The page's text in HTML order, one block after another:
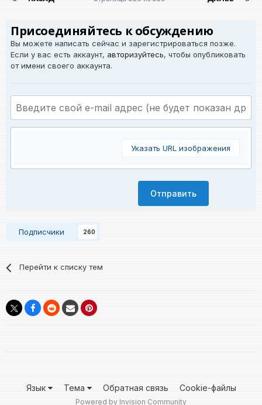
Присоединяйтесь к обсуждению
Вы можете написать сейчас и зарегистрироваться позже.
Если у вас есть аккаунт, авторизуйтесь, чтобы опубликовать
от имени своего аккаунта.
Указать URL изображения
Отправить
Подписчики 260
Перейти к списку тем
Язык Тема Обратная связь Cookie-файлы
Powered by Invision Community